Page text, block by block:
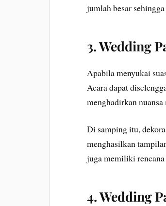
jumlah besar
3. Wedding
Apabila menyukai
Acara dapat
menghadirkan nuansa
Di samping itu,
menghasilkan
juga memiliki rencana
4. Wedding